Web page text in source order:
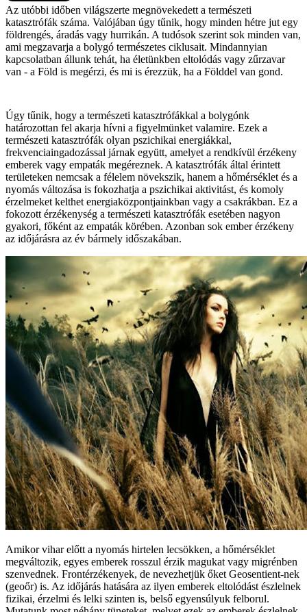
Az utóbbi időben világszerte megnövekedett a természeti
katasztrófák száma. Valójában úgy tűnik, hogy minden hétre jut egy
földrengés, áradás vagy hurrikán. A tudósok szerint sok minden van,
ami megzavarja a bolygó természetes ciklusait. Mindannyian
kapcsolatban állunk tehát, ha életünkben eltolódás vagy zűrzavar
van - a Föld is megérzi, és mi is érezzük, ha a Földdel van gond.
Úgy tűnik, hogy a természeti katasztrófákkal a bolygónk
határozottan fel akarja hívni a figyelmünket valamire. Ezek a
természeti katasztrófák olyan pszichikai energiákkal,
frekvenciaingadozással járnak együtt, amelyet a rendkívül érzékeny
emberek vagy empaták megéreznek. A katasztrófák által érintett
területeken nemcsak a félelem növekszik, hanem a hőmérséklet és a
nyomás változása is fokozhatja a pszichikai aktivitást, és komoly
érzelmeket kelthet energiaközpontjainkban vagy a csakrákban. Ez a
fokozott érzékenység a természeti katasztrófák esetében nagyon
gyakori, főként az empaták körében. Azonban sok ember érzékeny
az időjárásra az év bármely időszakában.
Amikor vihar előtt a nyomás hirtelen lecsökken, a hőmérséklet
megváltozik, egyes emberek rosszul érzik magukat vagy migrénben
szenvednek. Frontérzékenyek, de nevezhetjük őket Geosentient-nek
(geoőr) is. Az időjárás hatására az ilyen emberek eltolódást észlelnek
fizikai, érzelmi és lelki szinten is, belső egyensúlyuk felborul.